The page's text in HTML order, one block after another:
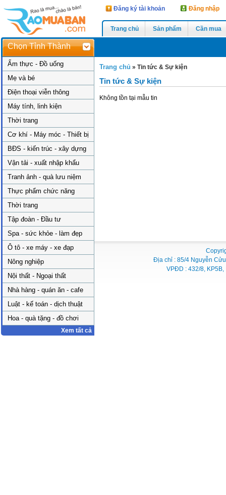
Đăng ký tài khoản Đăng nhập
Trang chủ Sản phẩm Cần mua
Chọn Tỉnh Thành
Ẩm thực - Đồ uống
Mẹ và bé
Điện thoại viễn thông
Máy tính, linh kiện
Thời trang
Cơ khí - Máy móc - Thiết bị
BĐS - kiến trúc - xây dựng
Vận tải - xuất nhập khẩu
Tranh ảnh - quà lưu niệm
Thực phẩm chức năng
Thời trang
Tập đoàn - Đầu tư
Spa - sức khỏe - làm đẹp
Ô tô - xe máy - xe đạp
Nông nghiệp
Nội thất - Ngoại thất
Nhà hàng - quán ăn - cafe
Luật - kế toán - dịch thuật
Hoa - quà tặng - đồ chơi
Xem tất cả
Trang chủ » Tin tức & Sự kiện
Tin tức & Sự kiện
Không tồn tại mẫu tin
Địa chỉ : 85/4 Nguyễn
VPĐD : 432/8,